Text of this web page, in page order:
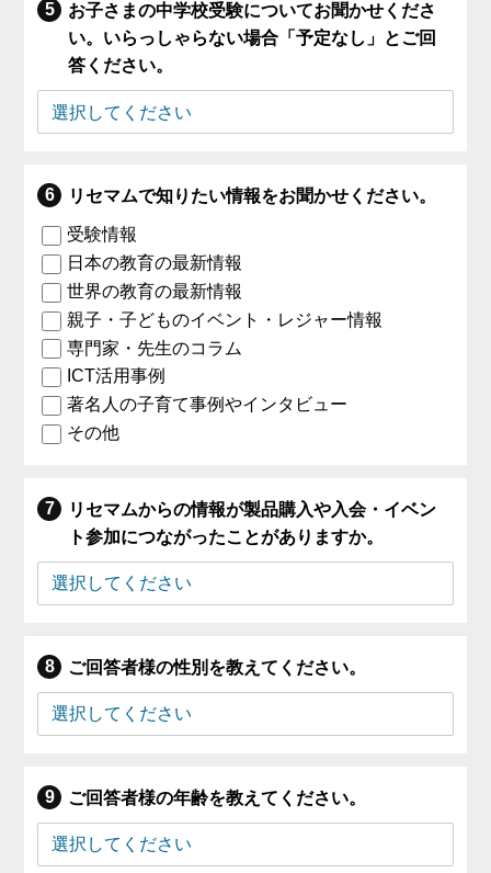
お子さまの中学校受験についてお聞かせくださ
い。いらっしゃらない場合「予定なし」とご回
答ください。
リセマムで知りたい情報をお聞かせください。
受験情報
日本の教育の最新情報
世界の教育の最新情報
親子・子どものイベント・レジャー情報
専門家・先生のコラム
ICT活用事例
著名人の子育て事例やインタビュー
その他
リセマムからの情報が製品購入や入会・イベン
ト参加につながったことがありますか。
ご回答者様の性別を教えてください。
ご回答者様の年齢を教えてください。